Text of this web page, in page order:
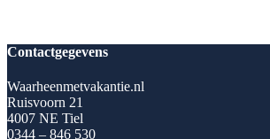
Contactgegevens
Waarheenmetvakantie.nl
Ruisvoorn 21
4007 NE Tiel
0344 – 846 530